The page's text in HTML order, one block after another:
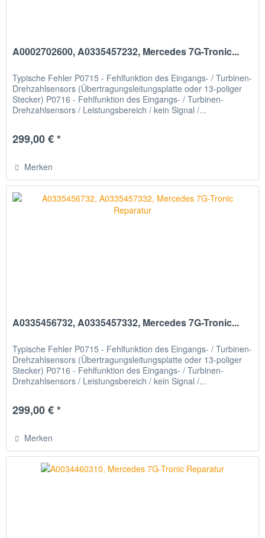
A0002702600, A0335457232, Mercedes 7G-Tronic...
Typische Fehler P0715 - Fehlfunktion des Eingangs- / Turbinen-
Drehzahlsensors (Übertragungsleitungsplatte oder 13-poliger
Stecker) P0716 - Fehlfunktion des Eingangs- / Turbinen-
Drehzahlsensors / Leistungsbereich / kein Signal /...
299,00 € *
Merken
A0335456732, A0335457332, Mercedes 7G-Tronic...
Typische Fehler P0715 - Fehlfunktion des Eingangs- / Turbinen-
Drehzahlsensors (Übertragungsleitungsplatte oder 13-poliger
Stecker) P0716 - Fehlfunktion des Eingangs- / Turbinen-
Drehzahlsensors / Leistungsbereich / kein Signal /...
299,00 € *
Merken